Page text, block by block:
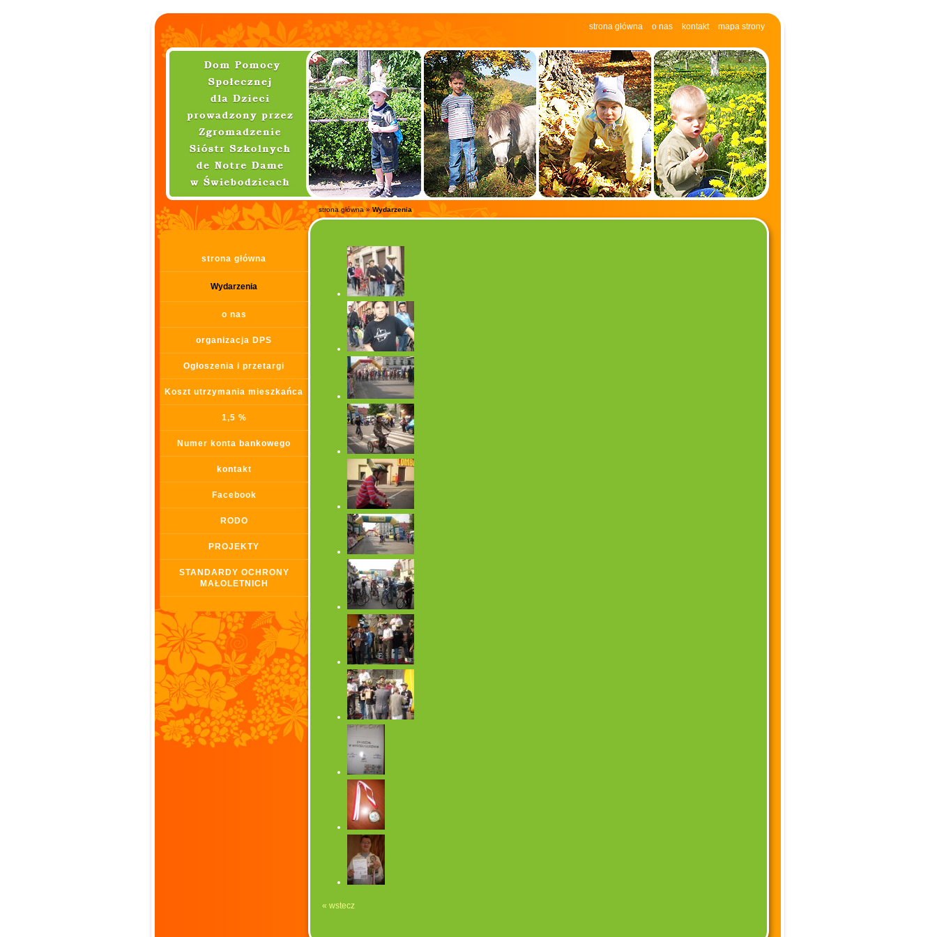
strona główna o nas kontakt mapa strony
strona główna»Wydarzenia
strona główna
Wydarzenia
o nas
organizacja DPS
Ogłoszenia i przetargi
Koszt utrzymania mieszkańca
1,5 %
Numer konta bankowego
kontakt
Facebook
RODO
PROJEKTY
STANDARDY OCHRONY
MAŁOLETNICH
« wstecz